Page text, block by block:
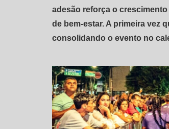
adesão reforça o
de bem-estar. A primeira vez
consolidando o evento no